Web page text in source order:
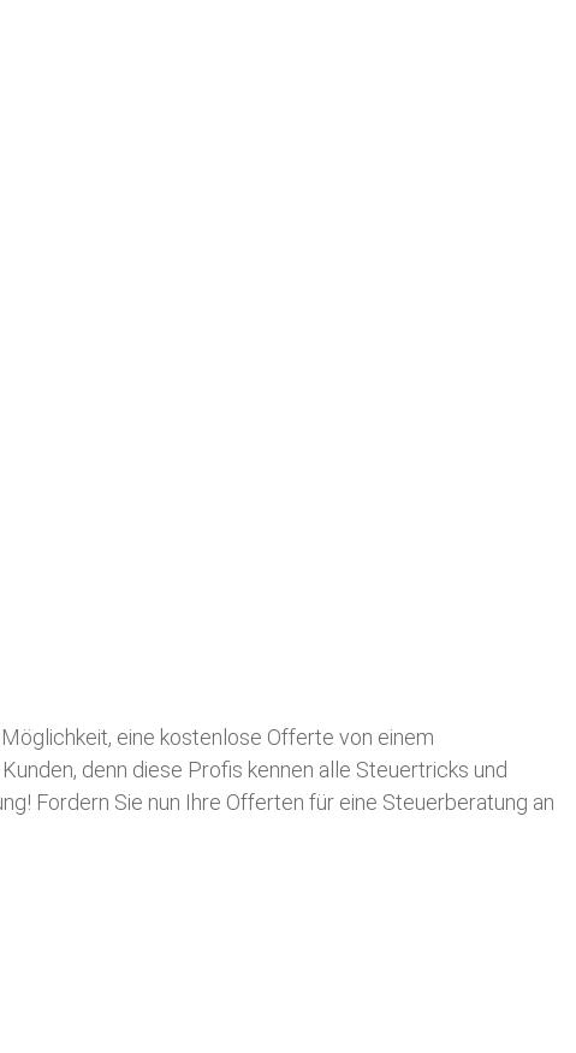
eine kostenlose Offerte von einem
denn diese Profis kennen alle Steuertricks und
Fordern Sie nun Ihre Offerten für eine Steuerberatung an